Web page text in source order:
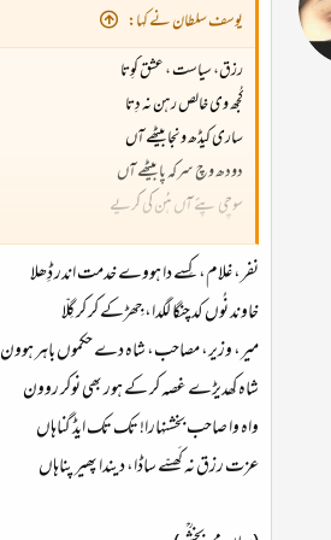
یوسف سلطان نے کہا:
رزق، سیاست ، عشق کوِتا
کُجھ وی خالص رہن نہ دِتا
ساری کیڈھ ونجا بیٹھے آں
دودھ وچ سرکہ پا بیٹھے آں
سوچی پئے آں ہُن کی کریے​
انور مسعود
اگلا اکھر : رزق
نفر، غلام، کِسے دا ہووے خدمت اندر ڈِھلا
خاوند نُوں کد چنگا لگدا، جِھڑکے کر کر گِلّا
میر، وزیر، مصاحب، شاہ دے حکموں باہر ہوون
شاہ کھدیڑے غصہ کر کے ہور بھی نوکر روون
واہ وا صاحب بخشنہارا! تک تک ایڈ گناہاں
عزت رزق نہ کَھسّے ساڈا، دیندا پھیر پناہاں